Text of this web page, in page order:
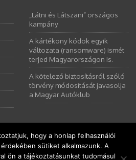
„Látni és Látszani” országos
kampány
A kártékony kódok egyik
változata (ransomware) ismét
terjed Magyarországon is.
A kötelező biztosításról szóló
törvény módosítását javasolja
a Magyar Autóklub
hogy a honlap felhasználói
sütiket alkalmazunk. A
ön a tájékoztatásunkat tudomásul
Az Uniós törvények értelmében